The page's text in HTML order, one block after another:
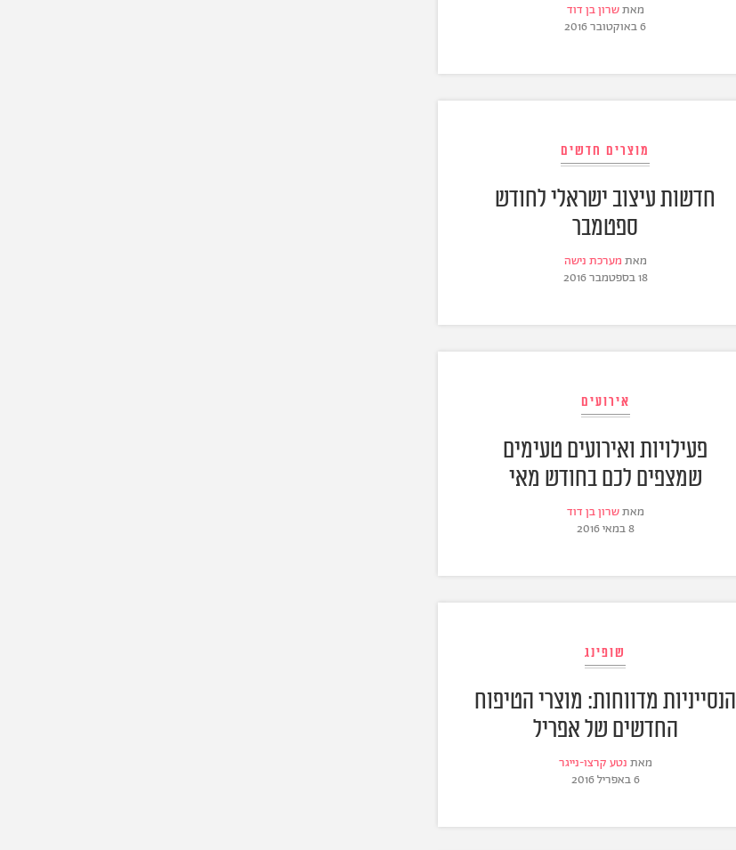
מאתשרון בן דוד
6 באוקטובר 2016
מוצרים חדשים
חדשות עיצוב ישראלי לחודש
ספטמבר
מאת מערכת נישה
18 בספטמבר 2016
אירועים
פעילויות ואירועים טעימים
שמצפים לכם בחודש מאי
מאתשרון בן דוד
8 במאי 2016
שופינג
הנסייניות מדווחות: מוצרי הטיפוח
החדשים של אפריל
מאת נטע קרצו-נייגר
6 באפריל 2016